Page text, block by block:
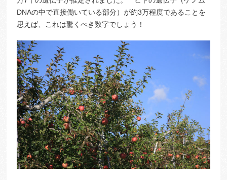
DNAの中で直接働いている部分）が約3万程度であることを
思えば、これは驚くべき数字でしょう！